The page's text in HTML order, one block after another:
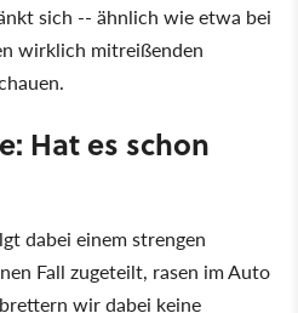
sich -- ähnlich wie etwa bei
wirklich mitreißenden
Hat es schon
dabei einem strengen
Fall zugeteilt, rasen im Auto
wir dabei keine